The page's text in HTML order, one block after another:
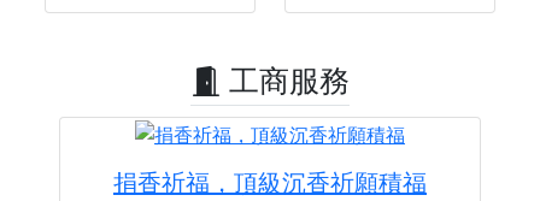
工商服務
捐香祈福，頂級沉香祈願積福